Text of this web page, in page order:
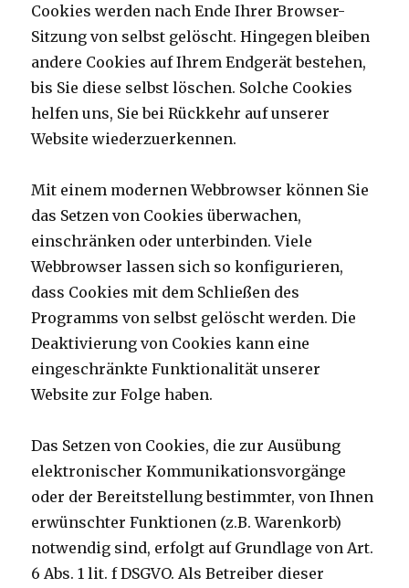
Cookies werden nach Ende Ihrer Browser-
Sitzung von selbst gelöscht. Hingegen bleiben
andere Cookies auf Ihrem Endgerät bestehen,
bis Sie diese selbst löschen. Solche Cookies
helfen uns, Sie bei Rückkehr auf unserer
Website wiederzuerkennen.
Mit einem modernen Webbrowser können Sie
das Setzen von Cookies überwachen,
einschränken oder unterbinden. Viele
Webbrowser lassen sich so konfigurieren,
dass Cookies mit dem Schließen des
Programms von selbst gelöscht werden. Die
Deaktivierung von Cookies kann eine
eingeschränkte Funktionalität unserer
Website zur Folge haben.
Das Setzen von Cookies, die zur Ausübung
elektronischer Kommunikationsvorgänge
oder der Bereitstellung bestimmter, von Ihnen
erwünschter Funktionen (z.B. Warenkorb)
notwendig sind, erfolgt auf Grundlage von Art.
6 Abs. 1 lit. f DSGVO. Als Betreiber dieser